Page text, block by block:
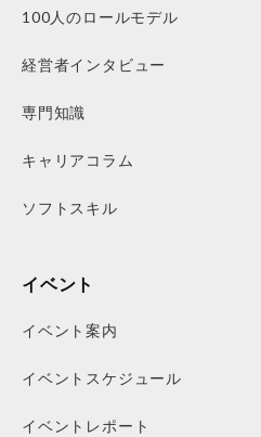
100人のロールモデル
経営者インタビュー
専門知識
キャリアコラム
ソフトスキル
イベント
イベント案内
イベントスケジュール
イベントレポート